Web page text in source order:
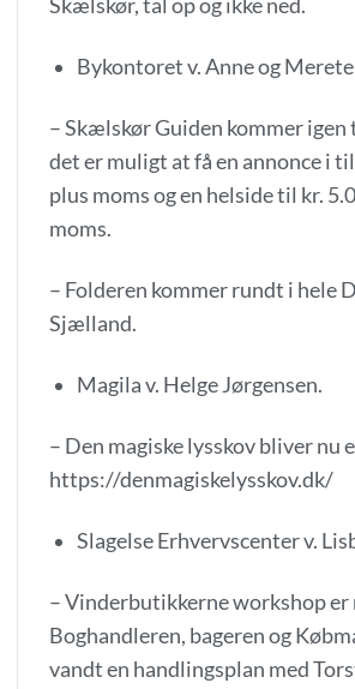
Skælskør, tal op og ikke ned.
Bykontoret v. Anne og Merete
– Skælskør Guiden kommer
det er muligt at få en annonce i
plus moms og en helside til kr.
moms.
– Folderen kommer rundt i hele
Sjælland.
Magila v. Helge Jørgensen.
– Den magiske lysskov bliver nu
https://denmagiskelysskov.dk/
Slagelse Erhvervscenter v.
– Vinderbutikkerne workshop er
Boghandleren, bageren og
vandt en handlingsplan med